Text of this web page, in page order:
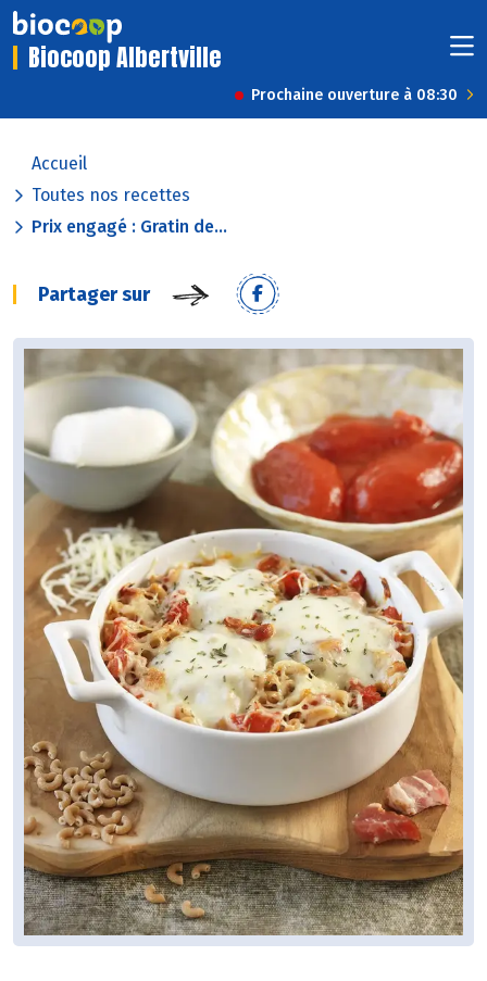
Biocoop Albertville
Prochaine ouverture à 08:30
Accueil
Toutes nos recettes
Prix engagé : Gratin de...
Partager sur